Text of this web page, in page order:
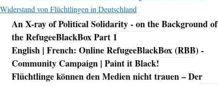
Widerstand von Flüchtlingen in Deutschland
Navigation
An X-ray of Political Solidarity - on the Background of
the RefugeeBlackBox Part 1
English | French: Online RefugeeBlackBox (RBB) -
Community Campaign | Paint it Black!
Flüchtlinge können den Medien nicht trauen – Der